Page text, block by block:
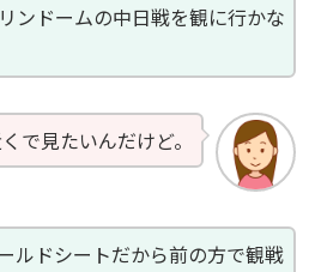
ンドームの中日戦を観に行かな
で見たいんだけど。
ルドシートだから前の方で観戦